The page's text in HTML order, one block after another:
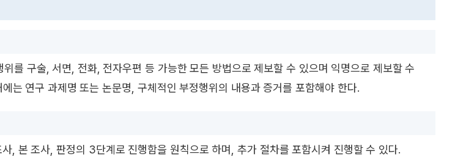
를 구술, 서면, 전화, 전자우편 등 가능한 모든 방법으로 제보할 수 있으며 익명으로 제보할 수
는 연구 과제명 또는 논문명, 구체적인 부정행위의 내용과 증거를 포함해야 한다.
, 본 조사, 판정의 3단계로 진행함을 원칙으로 하며, 추가 절차를 포함시켜 진행할 수 있다.